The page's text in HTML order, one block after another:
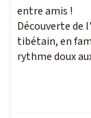
entre amis !
Découverte de
tibétain, en
rythme doux